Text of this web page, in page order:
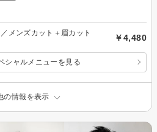
メンズカット＋眉カット
￥4,480
シャルメニューを見る
の情報を表示